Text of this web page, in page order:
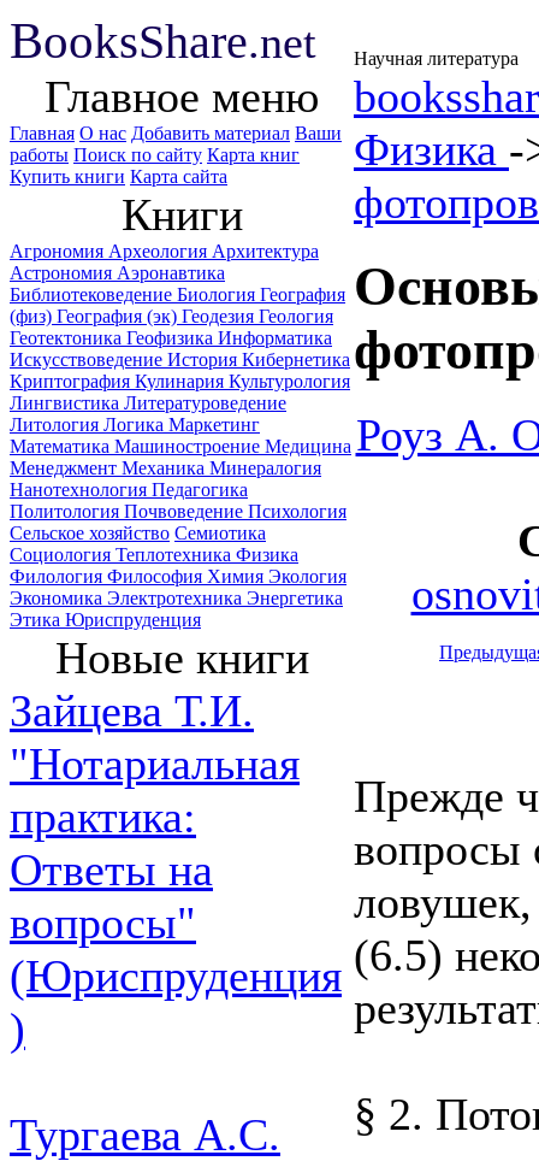
BooksShare.net Научная литература
Главное меню
Главная О нас Добавить материал Ваши
работы Поиск по сайту Карта книг
Купить книги Карта сайта
Книги
Агрономия Археология Архитектура
Астрономия Аэронавтика
Библиотековедение Биология География
(физ) География (эк) Геодезия Геология
Геотектоника Геофизика Информатика
Искусствоведение История Кибернетика
Криптография Кулинария Культурология
Лингвистика Литературоведение
Литология Логика Маркетинг
Математика Машиностроение Медицина
Менеджмент Механика Минералогия
Нанотехнология Педагогика
Политология Почвоведение Психология
Сельское хозяйство Семиотика
Социология Теплотехника Физика
Филология Философия Химия Экология
Экономика Электротехника Энергетика
Этика Юриспруденция
Новые книги
Зайцева Т.И.
"Нотариальная
практика:
Ответы на
вопросы"
(Юриспруденция
)
Тургаева А.С.
Физика -
Роуз А.
Прежде
вопросы
(6.5)
§ 2.